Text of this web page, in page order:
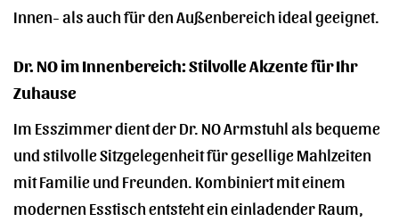
Innen- als auch für den Außenbereich ideal geeignet.
Dr. NO im Innenbereich: Stilvolle Akzente für Ihr
Zuhause
Im Esszimmer dient der Dr. NO Armstuhl als bequeme
und stilvolle Sitzgelegenheit für gesellige Mahlzeiten
mit Familie und Freunden. Kombiniert mit einem
modernen Esstisch entsteht ein einladender Raum,